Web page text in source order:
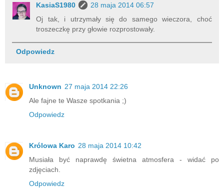
KasiaS1980
28 maja 2014 06:57
Oj tak, i utrzymały się do samego wieczora, choć
troszeczkę przy głowie rozprostowały.
Odpowiedz
Unknown 27 maja 2014 22:26
Ale fajne te Wasze spotkania ;)
Odpowiedz
Królowa Karo 28 maja 2014 10:42
Musiała być naprawdę świetna atmosfera - widać po
zdjęciach.
Odpowiedz